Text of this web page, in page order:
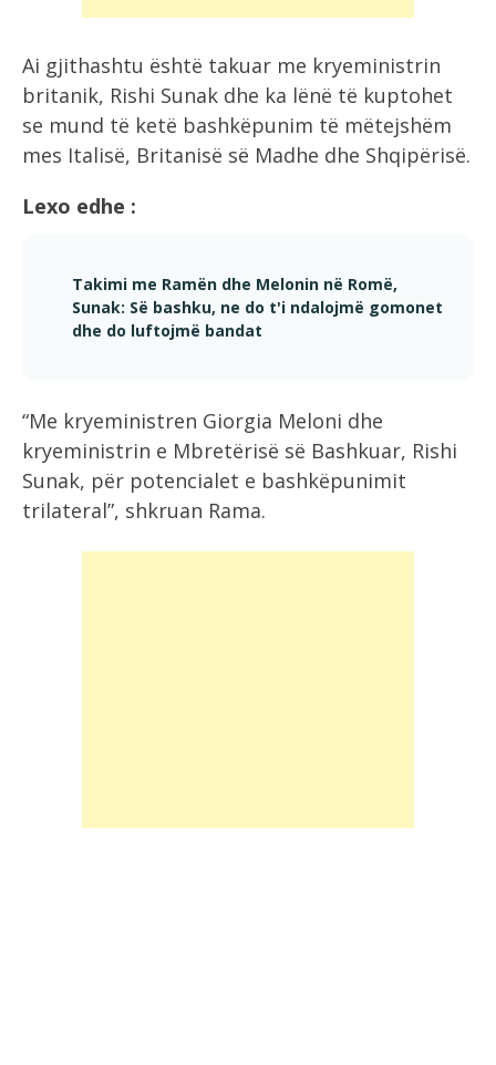
Ai gjithashtu është takuar me kryeministrin
britanik, Rishi Sunak dhe ka lënë të kuptohet
se mund të ketë bashkëpunim të mëtejshëm
mes Italisë, Britanisë së Madhe dhe Shqipërisë.
Lexo edhe :
Takimi me Ramën dhe Melonin në Romë,
Sunak: Së bashku, ne do t'i ndalojmë gomonet
dhe do luftojmë bandat
“Me kryeministren Giorgia Meloni dhe
kryeministrin e Mbretërisë së Bashkuar, Rishi
Sunak, për potencialet e bashkëpunimit
trilateral”, shkruan Rama.